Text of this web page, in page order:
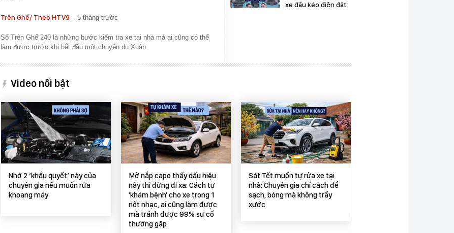
Trên Ghế/ Theo HTV9 5 tháng trước
Số Trên Ghế 240 là những bước kiểm tra xe tại nhà mà ai cũng có thể
làm được trước khi bắt đầu một chuyến du Xuân.
xe đầu kéo điện đặt
15 phút lái Honda
nhập mới tốt’!
16:15
Mazda CX-8 bán
bằng Santa Fe,
Sorento cộng lại:
Người Việt đổi gu
hay do thời cuộc?
Video nổi bật
Nhớ 2 ‘khẩu quyết’ này của
chuyên gia nếu muốn rửa
khoang máy
Mở nắp capo thấy dấu hiệu
này thì đừng đi xa: Cách tự
'khám bệnh' cho xe trong 1
nốt nhạc, ai cũng làm được
mà tránh được 99% sự cố
thường gặp
Sát Tết muốn tự rửa xe tại
nhà: Chuyên gia chỉ cách để
sạch, bóng mà không trầy
xước